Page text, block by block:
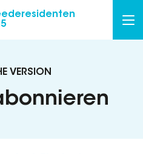
VERSION